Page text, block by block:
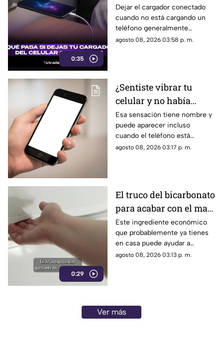
0:35
conectado?
Dejar el cargador conectado
cuando no está cargando un
teléfono generalmente
representa un consumo
del accesorio.
agosto 08, 2026 03:58 p. m.
¿Sentiste vibrar tu
celular y no había
nada? Tu cerebro
podría estar detrás
Esa sensación tiene nombre y
puede aparecer incluso
cuando el teléfono está
completamente quieto y no
agosto 08, 2026 03:17 p. m.
0:29
El truco del bicarbonato
para acabar con el mal
olor del refrigerador
Este ingrediente económico
que probablemente ya tienes
en casa puede ayudar a
neutralizar algunos olores
agosto 08, 2026 03:13 p. m.
Ver más